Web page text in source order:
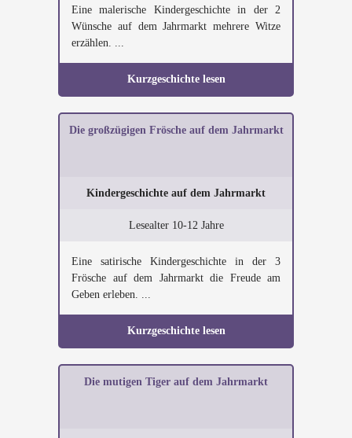
Eine malerische Kindergeschichte in der 2
Wünsche auf dem Jahrmarkt mehrere Witze
erzählen. ...
Kurzgeschichte lesen
Die großzügigen Frösche auf dem Jahrmarkt
Kindergeschichte auf dem Jahrmarkt
Lesealter 10-12 Jahre
Eine satirische Kindergeschichte in der 3
Frösche auf dem Jahrmarkt die Freude am
Geben erleben. ...
Kurzgeschichte lesen
Die mutigen Tiger auf dem Jahrmarkt